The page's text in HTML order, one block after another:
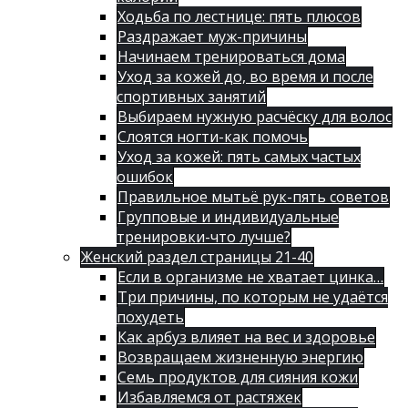
Ходьба по лестнице: пять плюсов
Раздражает муж-причины
Начинаем тренироваться дома
Уход за кожей до, во время и после
спортивных занятий
Выбираем нужную расчёску для волос
Слоятся ногти-как помочь
Уход за кожей: пять самых частых
ошибок
Правильное мытьё рук-пять советов
Групповые и индивидуальные
тренировки-что лучше?
Женский раздел страницы 21-40
Если в организме не хватает цинка…
Три причины, по которым не удаётся
похудеть
Как арбуз влияет на вес и здоровье
Возвращаем жизненную энергию
Семь продуктов для сияния кожи
Избавляемся от растяжек